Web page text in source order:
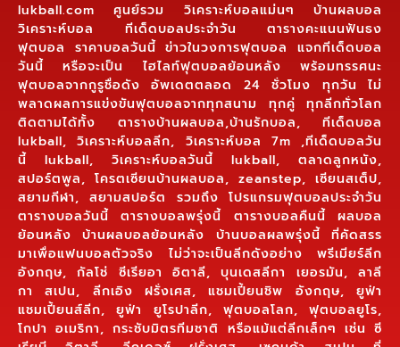
lukball.com ศูนย์รวม วิเคราะห์บอลแม่นๆ บ้านผลบอล
วิเคราะห์บอล ทีเด็ดบอลประจำวัน ตารางคะแนนฟันธง
ฟุตบอล ราคาบอลวันนี้ ข่าวในวงการฟุตบอล แจกทีเด็ดบอล
วันนี้ หรือจะเป็น ไฮไลท์ฟุตบอลย้อนหลัง พร้อมทรรศนะ
ฟุตบอลจากกูรูชื่อดัง อัพเดตตลอด 24 ชั่วโมง ทุกวัน ไม่
พลาดผลการแข่งขันฟุตบอลจากทุกสนาม ทุกคู่ ทุกลีกทั่วโลก
ติดตามได้ทั้ง ตารางบ้านผลบอล,บ้านรักบอล, ทีเด็ดบอล
lukball, วิเคราะห์บอลลีก, วิเคราะห์บอล 7m ,ทีเด็ดบอลวัน
นี้ lukball, วิเคราะห์บอลวันนี้ lukball, ตลาดลูกหนัง,
สปอร์ตพูล, โครตเซียนบ้านผลบอล, zeanstep, เซียนสเต็ป,
สยามกีฬา, สยามสปอร์ต รวมถึง โปรแกรมฟุตบอลประจำวัน
ตารางบอลวันนี้ ตารางบอลพรุ่งนี้ ตารางบอลคืนนี้ ผลบอล
ย้อนหลัง บ้านผลบอลย้อนหลัง บ้านบอลผลพรุ่งนี้ ที่คัดสรร
มาเพื่อแฟนบอลตัวจริง ไม่ว่าจะเป็นลีกดังอย่าง พรีเมียร์ลีก
อังกฤษ, กัลโช่ ซีเรียอา อิตาลี, บุนเดสลีกา เยอรมัน, ลาลี
กา สเปน, ลีกเอิง ฝรั่งเศส, แชมเปี้ยนชิพ อังกฤษ, ยูฟ่า
แชมเปี้ยนส์ลีก, ยูฟ่า ยูโรปาลีก, ฟุตบอลโลก, ฟุตบอลยูโร,
โกปา อเมริกา, กระชับมิตรทีมชาติ หรือแม้แต่ลีกเล็กๆ เช่น ซี